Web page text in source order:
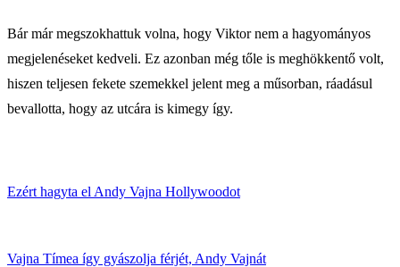
Bár már megszokhattuk volna, hogy Viktor nem a hagyományos
megjelenéseket kedveli. Ez azonban még tőle is meghökkentő volt,
hiszen teljesen fekete szemekkel jelent meg a műsorban, ráadásul
bevallotta, hogy az utcára is kimegy így.
Ezért hagyta el Andy Vajna Hollywoodot
Vajna Tímea így gyászolja férjét, Andy Vajnát